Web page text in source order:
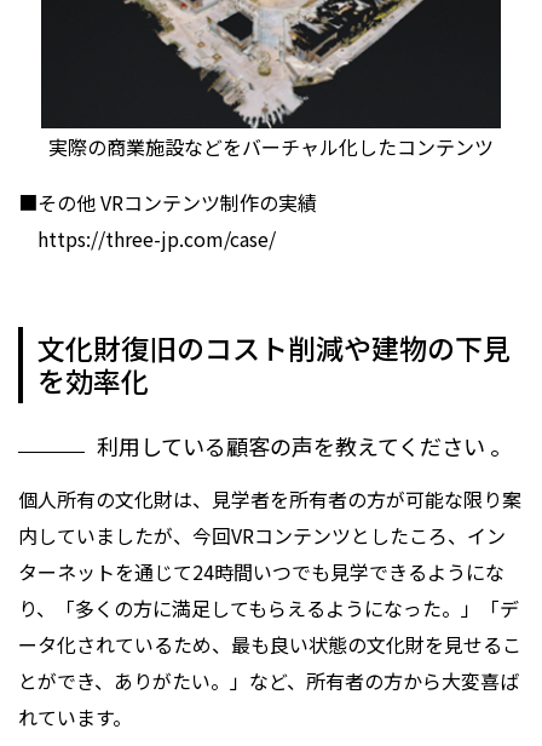
実際の商業施設などをバーチャル化したコンテンツ
■その他 VRコンテンツ制作の実績
https://three-jp.com/case/
文化財復旧のコスト削減や建物の下見
を効率化
利用している顧客の声を教えてください 。
個人所有の文化財は、見学者を所有者の方が可能な限り案
内していましたが、今回VRコンテンツとしたころ、イン
ターネットを通じて24時間いつでも見学できるようにな
り、「多くの方に満足してもらえるようになった。」「デ
ータ化されているため、最も良い状態の文化財を見せるこ
とができ、ありがたい。」など、所有者の方から大変喜ば
れています。